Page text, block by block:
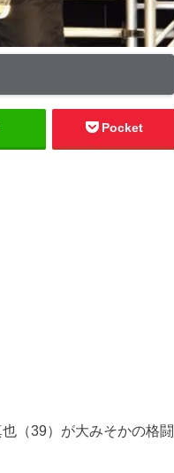
Pocket
（39）が大みそかの格闘